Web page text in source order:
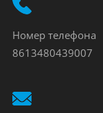
Номер телефона
8613480439007